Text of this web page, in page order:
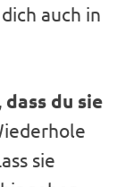
auch in
du sie
sie